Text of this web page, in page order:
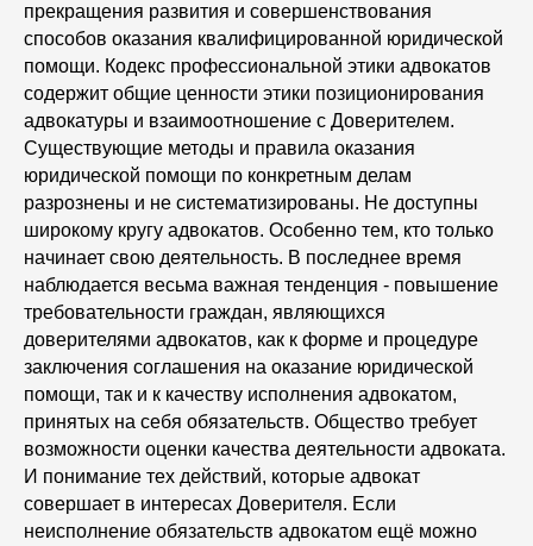
прекращения развития и совершенствования
способов оказания квалифицированной юридической
помощи. Кодекс профессиональной этики адвокатов
содержит общие ценности этики позиционирования
адвокатуры и взаимоотношение с Доверителем.
Существующие методы и правила оказания
юридической помощи по конкретным делам
разрознены и не систематизированы. Не доступны
широкому кругу адвокатов. Особенно тем, кто только
начинает свою деятельность. В последнее время
наблюдается весьма важная тенденция - повышение
требовательности граждан, являющихся
доверителями адвокатов, как к форме и процедуре
заключения соглашения на оказание юридической
помощи, так и к качеству исполнения адвокатом,
принятых на себя обязательств. Общество требует
возможности оценки качества деятельности адвоката.
И понимание тех действий, которые адвокат
совершает в интересах Доверителя. Если
неисполнение обязательств адвокатом ещё можно